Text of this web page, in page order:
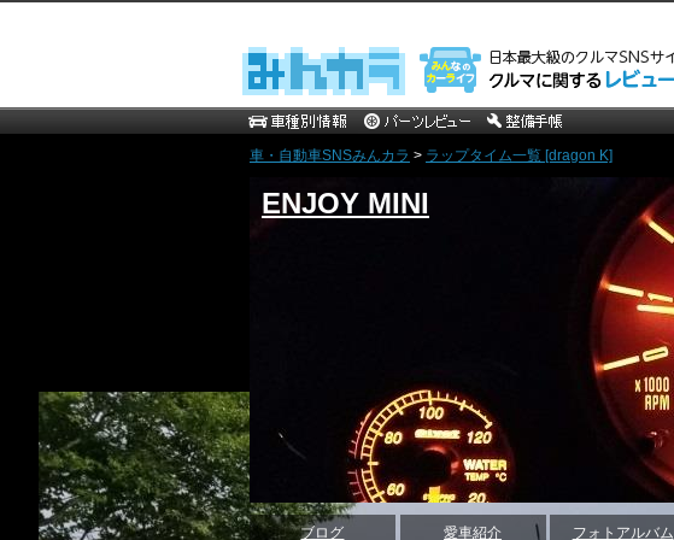
車・自動車SNSみんカラ > ラップタイム一覧 [dragon K]
ENJOY MINI
ブログ 愛車紹介 フォトアルバム